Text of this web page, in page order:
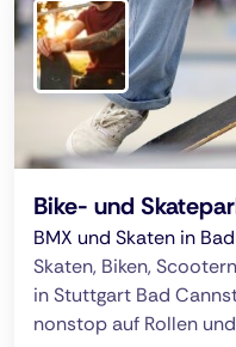
Bike- und
BMX und Skaten in
Skaten, Biken,
in Stuttgart Bad
nonstop auf Rollen